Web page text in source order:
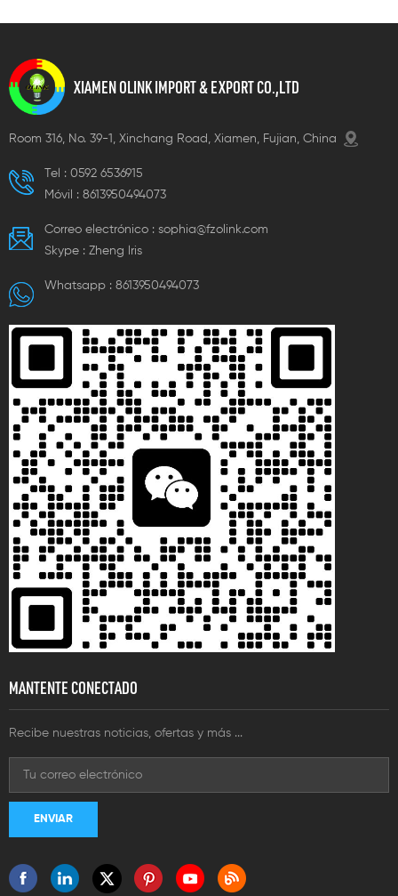
XIAMEN OLINK IMPORT & EXPORT CO.,LTD
Room 316, No. 39-1, Xinchang Road, Xiamen, Fujian, China
Tel : 0592 6536915
Móvil : 8613950494073
Correo electrónico : sophia@fzolink.com
Skype : Zheng lris
Whatsapp : 8613950494073
MANTENTE CONECTADO
Recibe nuestras noticias, ofertas y más ...